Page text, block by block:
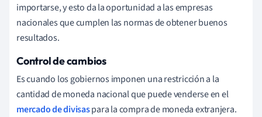
importarse, y esto da la oportunidad a las empresas
nacionales que cumplen las normas de obtener buenos
resultados.
Control de cambios
Es cuando los gobiernos imponen una restricción a la
cantidad de moneda nacional que puede venderse en el
mercado de divisaspara la compra de moneda extranjera.